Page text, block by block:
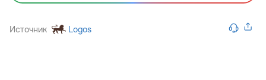
Источник Logos